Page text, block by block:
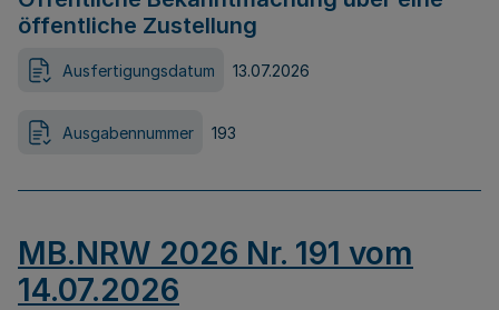
öffentliche Zustellung
Ausfertigungsdatum 13.07.2026
Ausgabennummer 193
MB.NRW 2026 Nr. 191 vom
14.07.2026